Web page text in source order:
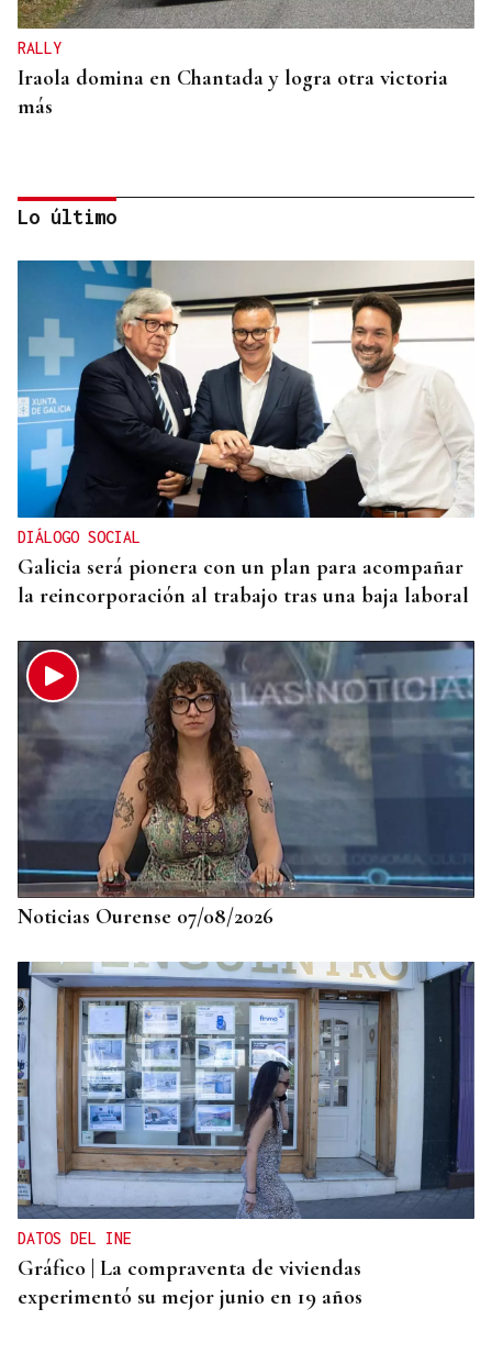
RALLY
Iraola domina en Chantada y logra otra victoria
más
A TODA VELOCIDAD
Vídeo | Así fue el espectacular salto de “Cohete”
Suárez en el Rally Rías Baixas que dejó sin
respiración a los aficionados
Lo último
DIÁLOGO SOCIAL
Galicia será pionera con un plan para acompañar
la reincorporación al trabajo tras una baja laboral
Noticias Ourense 07/08/2026
DATOS DEL INE
Gráfico | La compraventa de viviendas
experimentó su mejor junio en 19 años